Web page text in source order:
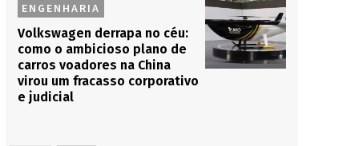
ENGENHARIA
Volkswagen derrapa no céu:
como o ambicioso plano de
carros voadores na China
virou um fracasso corporativo
e judicial